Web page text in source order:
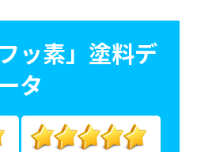
ッ素」塗料デ
ータ